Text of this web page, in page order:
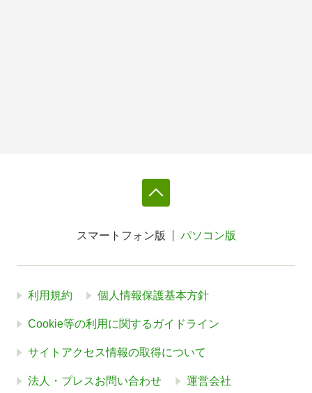
スマートフォン版 パソコン版
利用規約 個人情報保護基本方針
Cookie等の利用に関するガイドライン
サイトアクセス情報の取得について
法人・プレスお問い合わせ 運営会社